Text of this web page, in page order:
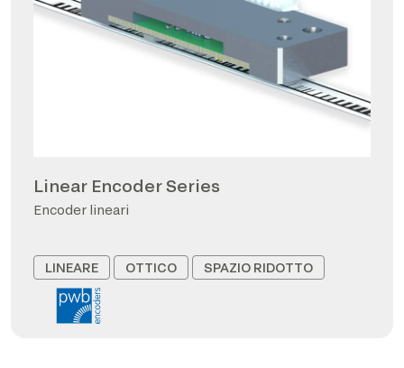
Linear Encoder Series
Encoder lineari
LINEARE OTTICO SPAZIO RIDOTTO